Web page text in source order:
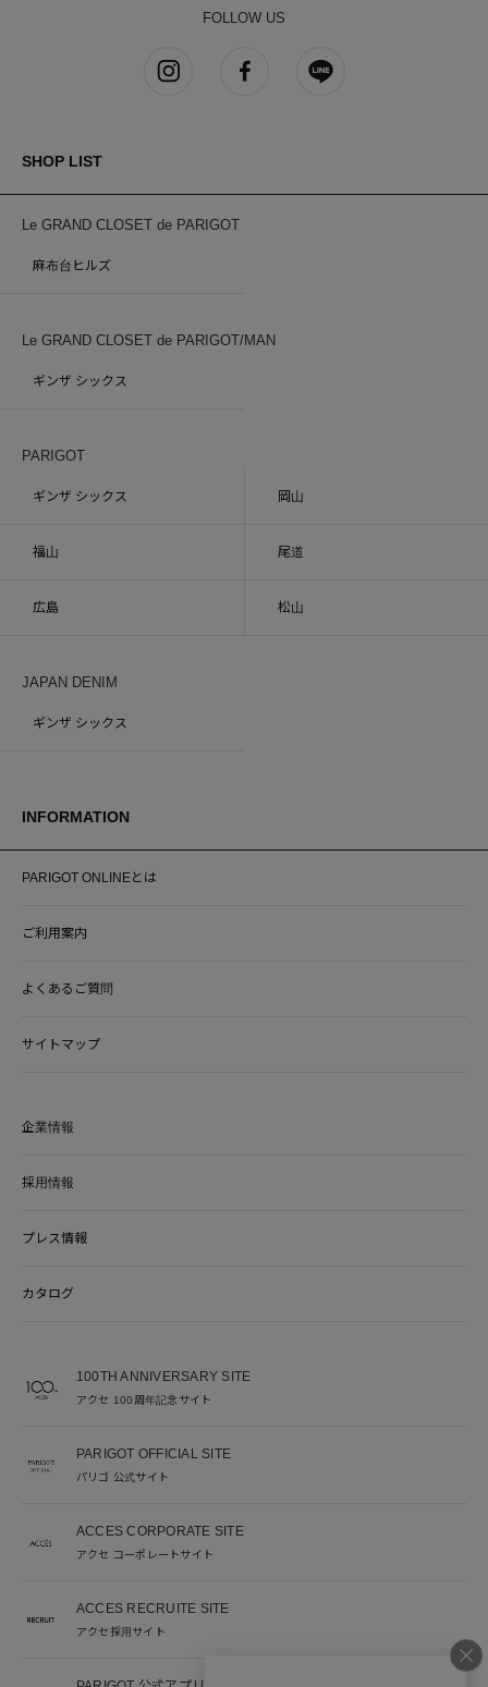
FOLLOW US
SHOP LIST
Le GRAND CLOSET de PARIGOT
麻布台ヒルズ
Le GRAND CLOSET de PARIGOT/MAN
ギンザ シックス
PARIGOT
ギンザ シックス 岡山
福山 尾道
広島 松山
JAPAN DENIM
ギンザ シックス
INFORMATION
PARIGOT ONLINEとは
ご利用案内
よくあるご質問
サイトマップ
企業情報
採用情報
プレス情報
カタログ
100TH ANNIVERSARY SITE
アクセ 100周年記念サイト
PARIGOT OFFICIAL SITE
パリゴ 公式サイト
ACCES CORPORATE SITE
アクセ コーポレートサイト
ACCES RECRUITE SITE
アクセ採用サイト